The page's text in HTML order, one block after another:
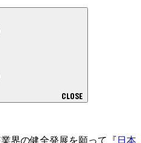
CLOSE
界の健全発展を願って『 日本